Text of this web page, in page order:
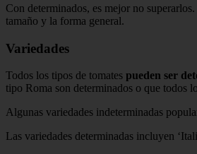
Con determinados, es mejor no
tamaño y la forma general.
Variedades
Todos los tipos de tomates pueden ser
tipo Roma son determinados o que todos
Algunas variedades indeterminadas
Las variedades determinadas incluyen